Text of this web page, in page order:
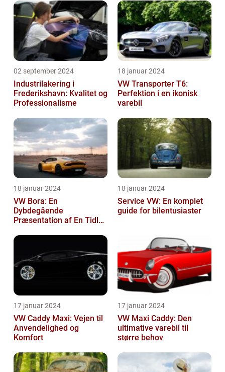
02 september 2024
Industrilakering i
Frederikshavn: Kvalitet og
Professionalisme
18 januar 2024
VW Transporter T6:
Perfektion i en ikonisk
varebil
18 januar 2024
VW Bora: En
Dybdegående
Præsentation af En Tidløs
18 januar 2024
Service VW: En komplet
guide for bilentusiaster
17 januar 2024
VW Caddy Maxi: Vejen til
Anvendelighed og
Komfort
17 januar 2024
VW Maxi Caddy: Den
ultimative varebil til
større behov